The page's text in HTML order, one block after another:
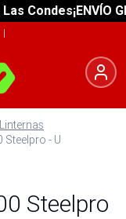
Condes¡ENVÍO
|
- U
Steelpro